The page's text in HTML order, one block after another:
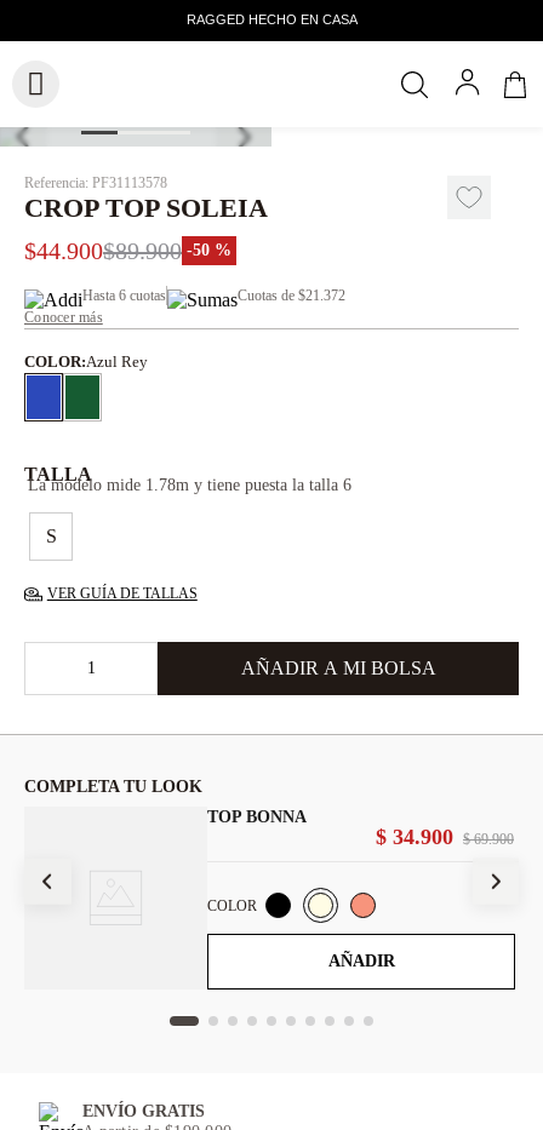
Referencia: PF31113578
CROP TOP SOLEIA
$44.900$89.900 -50 %
Hasta 6 cuotas Cuotas de $21.372
Conocer más
COLOR:Azul Rey
TALLA
S
La modelo mide 1.78m y tiene puesta la talla 6
VER GUÍA DE TALLAS
COMPLETA TU LOOK
TOP BONNA
$ 69.900
$ 34.900
COLOR
AÑADIR
ENVÍO GRATIS